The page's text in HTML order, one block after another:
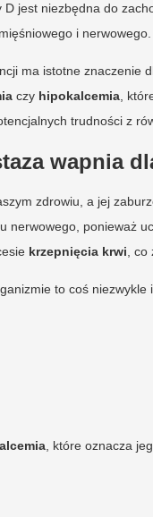
jest niezbędna do
i nerwowego.
ma istotne znaczenie
czy hipokalcemia ,
trudności z
wapnia
zdrowiu, a jej
nerwowego, ponieważ
krzepnięcia krwi ,
to coś niezwykle
, które oznacza